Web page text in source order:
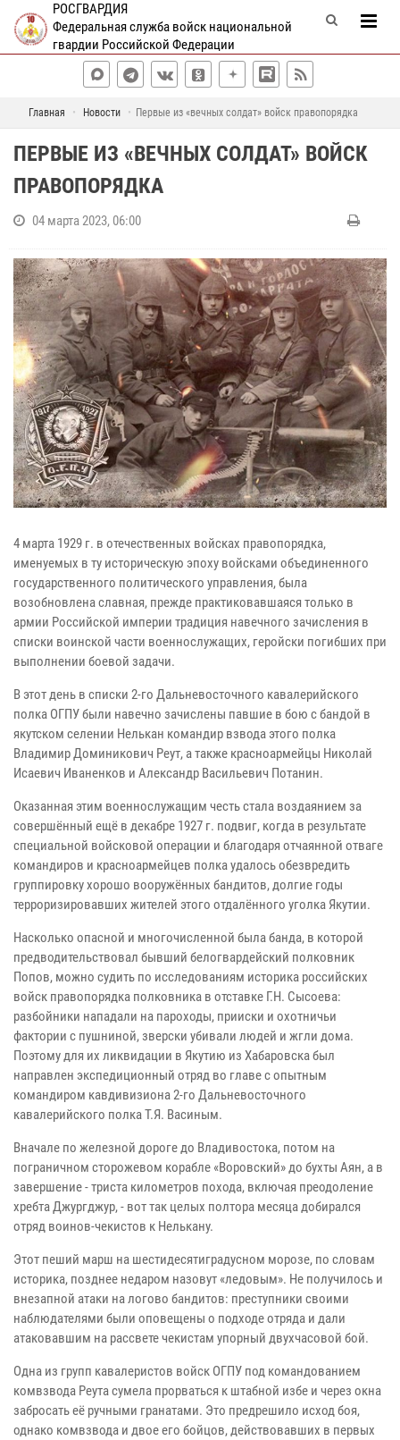
РОСГВАРДИЯ
Федеральная служба войск национальной
гвардии Российской Федерации
Главная Новости Первые из «вечных солдат» войск правопорядка
ПЕРВЫЕ ИЗ «ВЕЧНЫХ СОЛДАТ» ВОЙСК
ПРАВОПОРЯДКА
04 марта 2023, 06:00
4 марта 1929 г. в отечественных войсках правопорядка,
именуемых в ту историческую эпоху войсками объединенного
государственного политического управления, была
возобновлена славная, прежде практиковавшаяся только в
армии Российской империи традиция навечного зачисления в
списки воинской части военнослужащих, геройски погибших при
выполнении боевой задачи.
В этот день в списки 2-го Дальневосточного кавалерийского
полка ОГПУ были навечно зачислены павшие в бою с бандой в
якутском селении Нелькан командир взвода этого полка
Владимир Доминикович Реут, а также красноармейцы Николай
Исаевич Иваненков и Александр Васильевич Потанин.
Оказанная этим военнослужащим честь стала воздаянием за
совершённый ещё в декабре 1927 г. подвиг, когда в результате
специальной войсковой операции и благодаря отчаянной отваге
командиров и красноармейцев полка удалось обезвредить
группировку хорошо вооружённых бандитов, долгие годы
терроризировавших жителей этого отдалённого уголка Якутии.
Насколько опасной и многочисленной была банда, в которой
предводительствовал бывший белогвардейский полковник
Попов, можно судить по исследованиям историка российских
войск правопорядка полковника в отставке Г.Н. Сысоева:
разбойники нападали на пароходы, прииски и охотничьи
фактории с пушниной, зверски убивали людей и жгли дома.
Поэтому для их ликвидации в Якутию из Хабаровска был
направлен экспедиционный отряд во главе с опытным
командиром кавдивизиона 2-го Дальневосточного
кавалерийского полка Т.Я. Васиным.
Вначале по железной дороге до Владивостока, потом на
пограничном сторожевом корабле «Воровский» до бухты Аян, а в
завершение - триста километров похода, включая преодоление
хребта Джургджур, - вот так целых полтора месяца добирался
отряд воинов-чекистов к Нелькану.
Этот пеший марш на шестидесятиградусном морозе, по словам
историка, позднее недаром назовут «ледовым». Не получилось и
внезапной атаки на логово бандитов: преступники своими
наблюдателями были оповещены о подходе отряда и дали
атаковавшим на рассвете чекистам упорный двухчасовой бой.
Одна из групп кавалеристов войск ОГПУ под командованием
комвзвода Реута сумела прорваться к штабной избе и через окна
забросать её ручными гранатами. Это предрешило исход боя,
однако комвзвода и двое его бойцов, действовавших в первых